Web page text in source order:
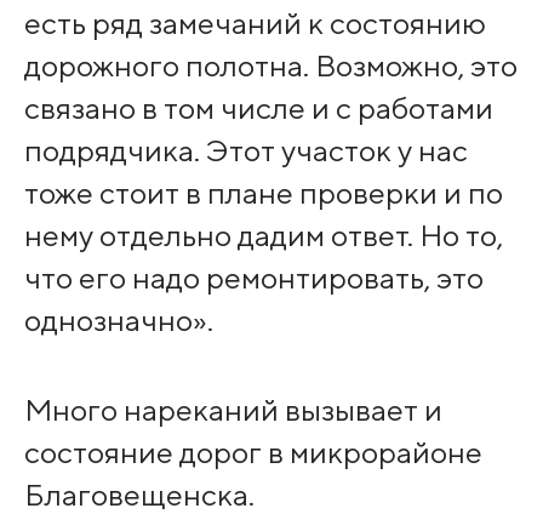
есть ряд замечаний к состоянию
дорожного полотна. Возможно, это
связано в том числе и с работами
подрядчика. Этот участок у нас
тоже стоит в плане проверки и по
нему отдельно дадим ответ. Но то,
что его надо ремонтировать, это
однозначно».
Много нареканий вызывает и
состояние дорог в микрорайоне
Благовещенска.